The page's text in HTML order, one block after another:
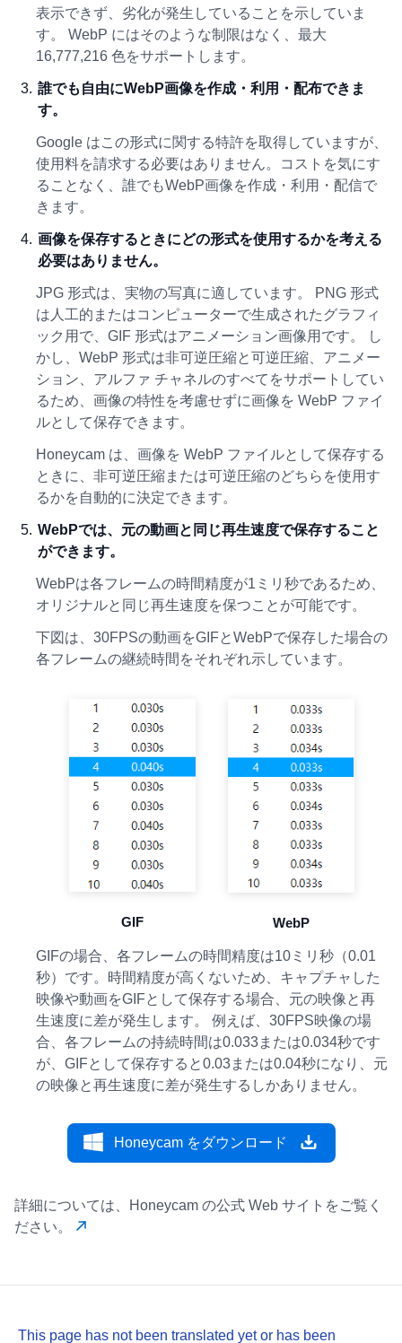
表示できず、劣化が発生していることを示していま
す。 WebP にはそのような制限はなく、最大
16,777,216 色をサポートします。
誰でも自由にWebP画像を作成・利用・配布できま
す。
Google はこの形式に関する特許を取得していますが、
使用料を請求する必要はありません。コストを気にす
ることなく、誰でもWebP画像を作成・利用・配信で
きます。
画像を保存するときにどの形式を使用するかを考える
必要はありません。
JPG 形式は、実物の写真に適しています。 PNG 形式
は人工的またはコンピューターで生成されたグラフィ
ック用で、GIF 形式はアニメーション画像用です。 し
かし、WebP 形式は非可逆圧縮と可逆圧縮、アニメー
ション、アルファ チャネルのすべてをサポートしてい
るため、画像の特性を考慮せずに画像を WebP ファイ
ルとして保存できます。
Honeycam は、画像を WebP ファイルとして保存する
ときに、非可逆圧縮または可逆圧縮のどちらを使用す
るかを自動的に決定できます。
WebPでは、元の動画と同じ再生速度で保存すること
ができます。
WebPは各フレームの時間精度が1ミリ秒であるため、
オリジナルと同じ再生速度を保つことが可能です。
下図は、30FPSの動画をGIFとWebPで保存した場合の
各フレームの継続時間をそれぞれ示しています。
GIF WebP
GIFの場合、各フレームの時間精度は10ミリ秒（0.01
秒）です。時間精度が高くないため、キャプチャした
映像や動画をGIFとして保存する場合、元の映像と再
生速度に差が発生します。 例えば、30FPS映像の場
合、各フレームの持続時間は0.033または0.034秒です
が、GIFとして保存すると0.03または0.04秒になり、元
の映像と再生速度に差が発生するしかありません。
Honeycam をダウンロード
詳細については、Honeycam の公式 Web サイトをご覧く
ださい。
This page has not been translated yet or has been